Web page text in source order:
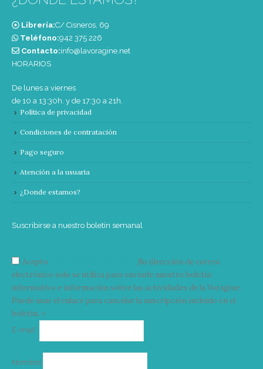
Librería:C/ Cisneros, 69
Teléfono:‭942 375 226‬
Contacto:info@lavoragine.net
HORARIOS
De lunes a viernes
de 10 a 13:30h. y de 17:30 a 21h.
Política de privacidad
Condiciones de contratación
Pago seguro
Atención a la usuaria
¿Donde estamos?
Suscribirse a nuestro boletín semanal
Acepto
Su dirección de correo
electrónico solo se utiliza para enviarle nuestro boletín
informativo e información sobre las actividades de la Vorágine.
Puede usar el enlace para cancelar la suscripción incluido en el
boletín. >
E-mail*
Nombre